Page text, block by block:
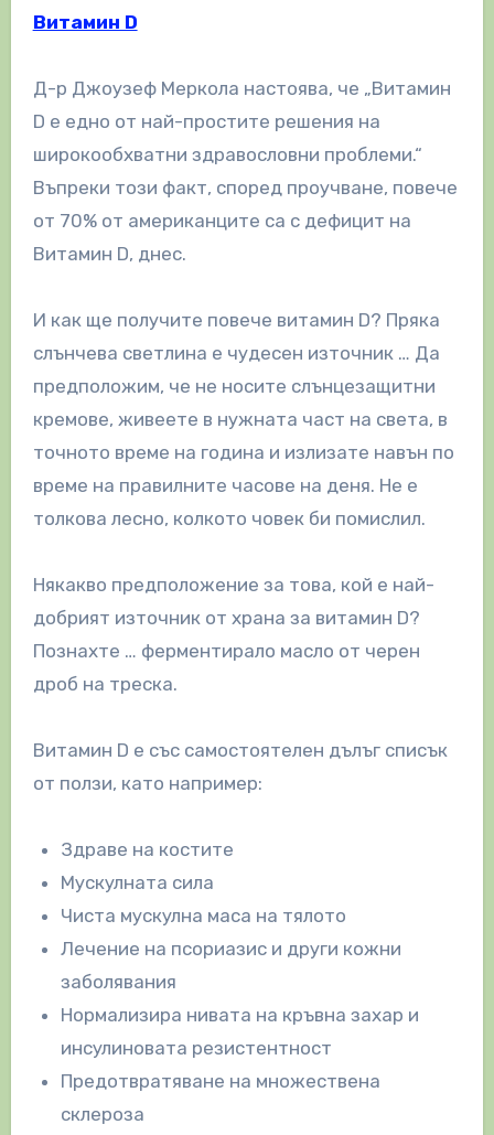
Витамин D
Д-р Джоузеф Меркола настоява, че „Витамин
D е едно от най-простите решения на
широкообхватни здравословни проблеми.“
Въпреки този факт, според проучване, повече
от 70% от американците са с дефицит на
Витамин D, днес.
И как ще получите повече витамин D? Пряка
слънчева светлина е чудесен източник … Да
предположим, че не носите слънцезащитни
кремове, живеете в нужната част на света, в
точното време на година и излизате навън по
време на правилните часове на деня. Не е
толкова лесно, колкото човек би помислил.
Някакво предположение за това, кой е най-
добрият източник от храна за витамин D?
Познахте … ферментирало масло от черен
дроб на треска.
Витамин D е със самостоятелен дълъг списък
от ползи, като например:
Здраве на костите
Мускулната сила
Чиста мускулна маса на тялото
Лечение на псориазис и други кожни
заболявания
Нормализира нивата на кръвна захар и
инсулиновата резистентност
Предотвратяване на множествена
склероза